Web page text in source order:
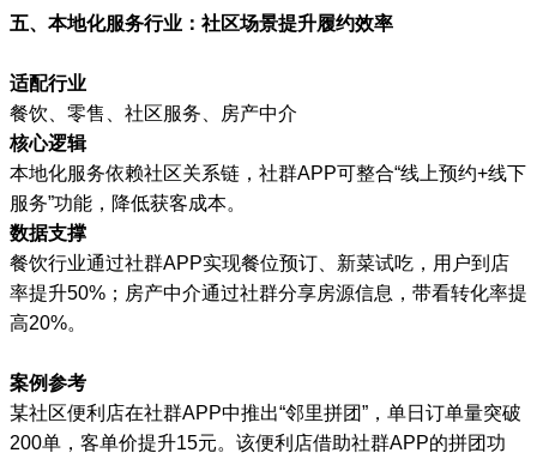
五、本地化服务行业：社区场景提升履约效率
适配行业
餐饮、零售、社区服务、房产中介
核心逻辑
本地化服务依赖社区关系链，社群APP可整合“线上预约+线下
服务”功能，降低获客成本。
数据支撑
餐饮行业通过社群APP实现餐位预订、新菜试吃，用户到店
率提升50%；房产中介通过社群分享房源信息，带看转化率提
高20%。
案例参考
某社区便利店在社群APP中推出“邻里拼团”，单日订单量突破
200单，客单价提升15元。该便利店借助社群APP的拼团功